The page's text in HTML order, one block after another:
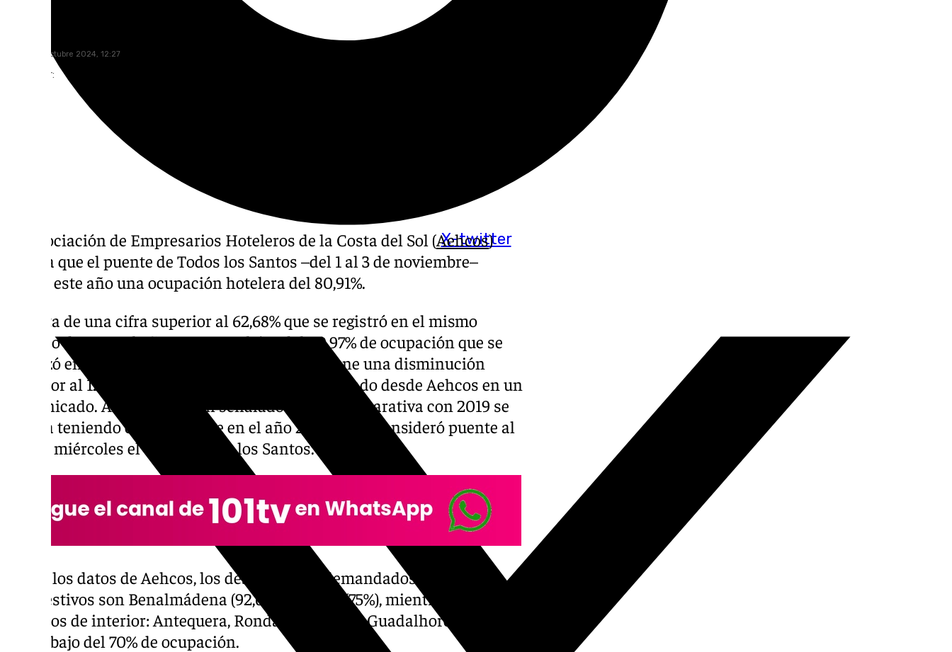
X-twitter
jueves, 31 octubre 2024, 12:27
Compartir:
La Asociación de Empresarios Hoteleros de la Costa del Sol (Aehcos)
estima que el puente de Todos los Santos –del 1 al 3 de noviembre–
dejará este año una ocupación hotelera del 80,91%.
Se trata de una cifra superior al 62,68% que se registró en el mismo
período durante el año 2021, pero lejos del 90,97% de ocupación que se
alcanzó en 2019, «año de referencia, lo que supone una disminución
superior al 12% en la demanda», según han señalado desde Aehcos en un
comunicado. Al respecto, han señalado que la comparativa con 2019 se
realiza teniendo en cuenta que en el año 2023 no se consideró puente al
ser un miércoles el día de Todos los Santos.
Según los datos de Aehcos, los destinos más demandados para estos
días festivos son Benalmádena (92,61%) y Mijas (75%), mientras que los
destinos de interior: Antequera, Ronda, Axarquía y Guadalhorce están
por debajo del 70% de ocupación.